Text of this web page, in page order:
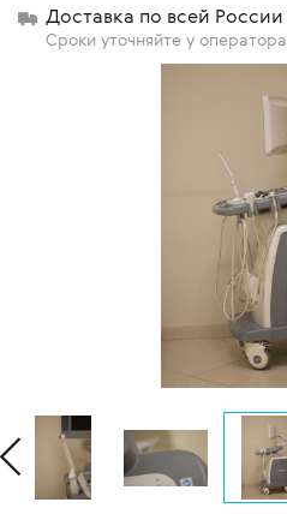
Доставка по всей России
Сроки уточняйте у оператора